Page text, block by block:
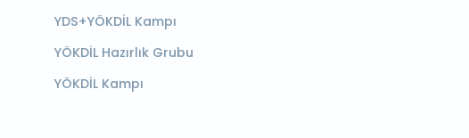
YDS+YÖKDİL Kampı
YÖKDİL Hazırlık Grubu
YÖKDİL Kampı